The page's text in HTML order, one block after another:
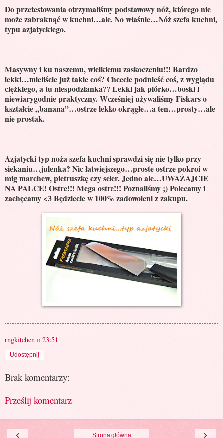
Do przetestowania otrzymaliśmy podstawowy nóż, którego nie
może zabraknąć w kuchni…ale. No właśnie…Nóż szefa kuchni,
typu azjatyckiego.
Masywny i ku naszemu, wielkiemu zaskoczeniu!!! Bardzo
lekki…mieliście już takie coś? Chcecie podnieść coś, z wyglądu
ciężkiego, a tu niespodzianka?? Lekki jak piórko…boski i
niewiarygodnie praktyczny. Wcześniej używaliśmy Fiskars o
kształcie „banana”…ostrze lekko okrągłe…a ten…prosty…ale
nie prostak.
Azjatycki typ noża szefa kuchni sprawdzi się nie tylko przy
siekaniu…julenka? Nic łatwiejszego…proste ostrze pokroi w
mig marchew, pietruszkę czy seler. Jedno ale…UWAŻAJCIE
NA PALCE! Ostre!!! Mega ostre!!! Poznaliśmy ;) Polecamy i
zachęcamy <3 Będziecie w 100% zadowoleni z zakupu.
rngkitchen o 23:51
Udostępnij
Brak komentarzy:
Prześlij komentarz
‹ ›
Strona główna